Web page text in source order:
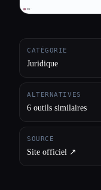
CATÉGORIE
Juridique
ALTERNATIVES
6 outils similaires
SOURCE
Site officiel ↗︎